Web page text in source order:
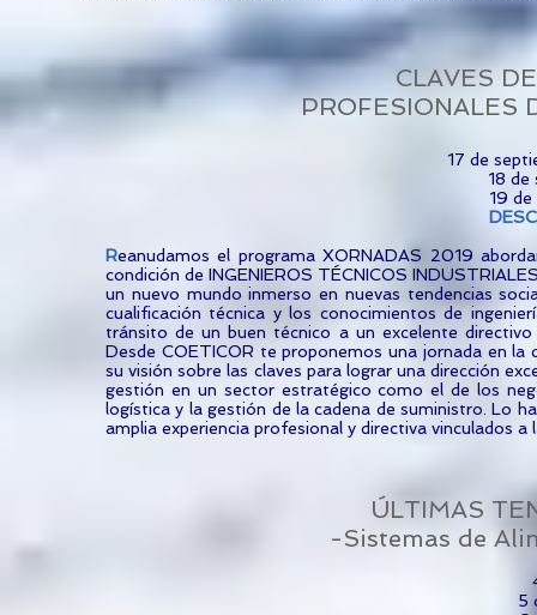
CLAVES
PROFESIONALES
17 de
18 de
19
Reanudamos el programa XORNADAS 2019
condición de INGENIEROS TÉCNICOS
un nuevo mundo inmerso en nuevas tendencias
cualificación técnica y los conocimientos de
tránsito de un buen técnico a un excelente
Desde COETICOR te proponemos una jornada en
su visión sobre las claves para lograr una dirección
gestión en un sector estratégico como el de los
logística y la gestión de la cadena de suministro. Lo
amplia experiencia profesional y directiva vinculados a
ÚLTIMAS
-Sistemas de
5